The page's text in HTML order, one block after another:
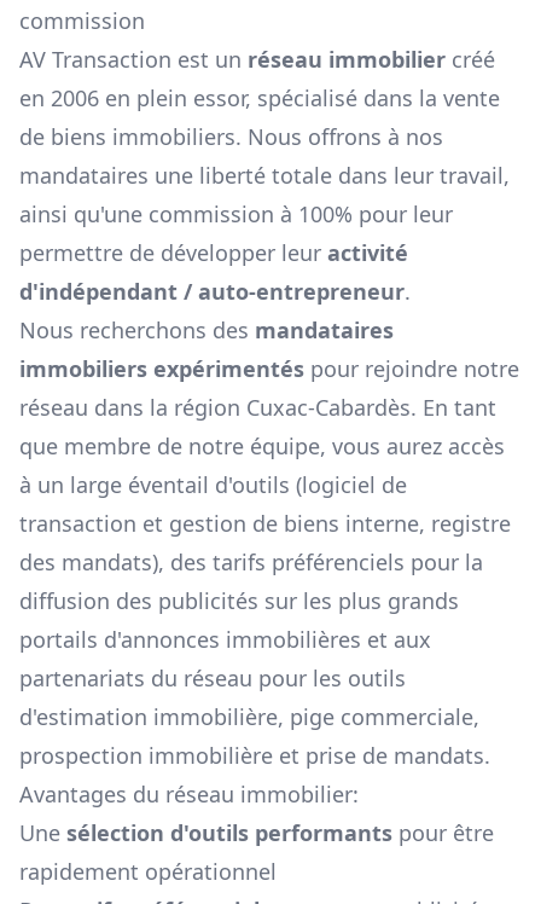
commission
AV Transaction est un réseau immobilier créé
en 2006 en plein essor, spécialisé dans la vente
de biens immobiliers. Nous offrons à nos
mandataires une liberté totale dans leur travail,
ainsi qu'une commission à 100% pour leur
permettre de développer leur activité
d'indépendant / auto-entrepreneur.
Nous recherchons des mandataires
immobiliers expérimentés pour rejoindre notre
réseau dans la région Cuxac-Cabardès. En tant
que membre de notre équipe, vous aurez accès
à un large éventail d'outils (logiciel de
transaction et gestion de biens interne, registre
des mandats), des tarifs préférenciels pour la
diffusion des publicités sur les plus grands
portails d'annonces immobilières et aux
partenariats du réseau pour les outils
d'estimation immobilière, pige commerciale,
prospection immobilière et prise de mandats.
Avantages du réseau immobilier:
Une sélection d'outils performants pour être
rapidement opérationnel